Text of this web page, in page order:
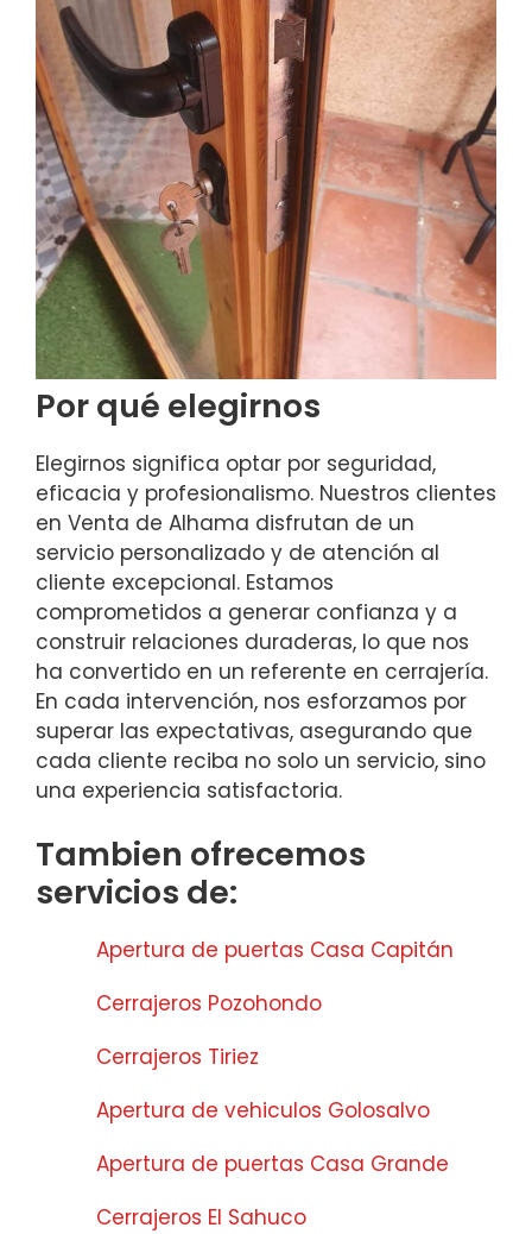
Por qué elegirnos
Elegirnos significa optar por seguridad,
eficacia y profesionalismo. Nuestros clientes
en Venta de Alhama disfrutan de un
servicio personalizado y de atención al
cliente excepcional. Estamos
comprometidos a generar confianza y a
construir relaciones duraderas, lo que nos
ha convertido en un referente en cerrajería.
En cada intervención, nos esforzamos por
superar las expectativas, asegurando que
cada cliente reciba no solo un servicio, sino
una experiencia satisfactoria.
Tambien ofrecemos
servicios de:
Apertura de puertas Casa Capitán
Cerrajeros Pozohondo
Cerrajeros Tiriez
Apertura de vehiculos Golosalvo
Apertura de puertas Casa Grande
Cerrajeros El Sahuco